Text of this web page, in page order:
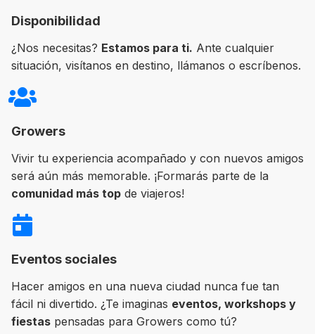
Disponibilidad
¿Nos necesitas? Estamos para ti. Ante cualquier
situación, visítanos en destino, llámanos o escríbenos.
Growers
Vivir tu experiencia acompañado y con nuevos amigos
será aún más memorable. ¡Formarás parte de la
comunidad más top de viajeros!
Eventos sociales
Hacer amigos en una nueva ciudad nunca fue tan
fácil ni divertido. ¿Te imaginas eventos, workshops y
fiestas pensadas para Growers como tú?